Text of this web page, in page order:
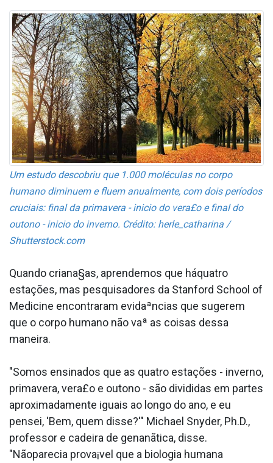
Um estudo descobriu que 1.000 moléculas no corpo
humano diminuem e fluem anualmente, com dois períodos
cruciais: final da primavera - ini­cio do vera£o e final do
outono - ini­cio do inverno. Crédito: herle_catharina /
Shutterstock.com
Quando criana§as, aprendemos que háquatro
estações, mas pesquisadores da Stanford School of
Medicine encontraram evidaªncias que sugerem
que o corpo humano não vaª as coisas dessa
maneira.
"Somos ensinados que as quatro estações - inverno,
primavera, vera£o e outono - são divididas em partes
aproximadamente iguais ao longo do ano, e eu
pensei, 'Bem, quem disse?'" Michael Snyder, Ph.D.,
professor e cadeira de genanãtica, disse.
"Nãoparecia prova¡vel que a biologia humana